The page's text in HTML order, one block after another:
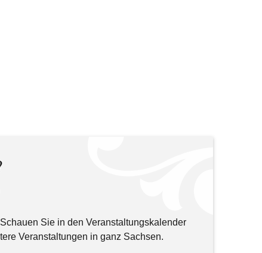
Sie in den Veranstaltungskalender
Veranstaltungen in ganz Sachsen.